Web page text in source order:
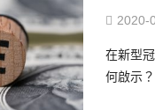
2020-
在新型
何啟示